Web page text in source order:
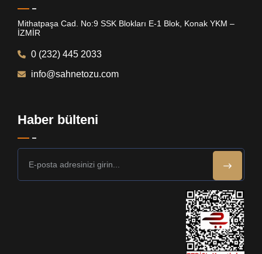
Mithatpaşa Cad. No:9 SSK Blokları E-1 Blok, Konak YKM –
İZMİR
0 (232) 445 2033
info@sahnetozu.com
Haber bülteni